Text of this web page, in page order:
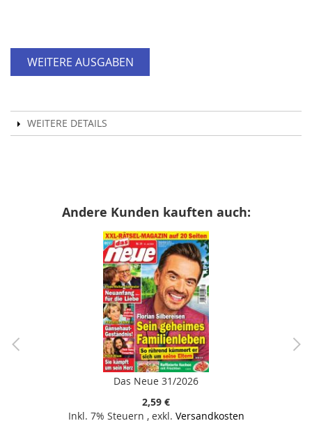
WEITERE AUSGABEN
WEITERE DETAILS
Andere Kunden kauften auch:
Das Neue 31/2026
2,59 €
Inkl. 7% Steuern , exkl. Versandkosten